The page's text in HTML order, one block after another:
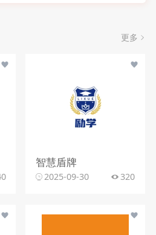
更多
智慧盾牌
2025-09-30 320